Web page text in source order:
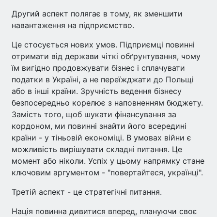
Другий аспект полягає в тому, як зменшити
навантаження на підприємство.
Це стосується нових умов. Підприємці повинні
отримати від держави чіткі обґрунтування, чому
їм вигідно продовжувати бізнес і сплачувати
податки в Україні, а не переїжджати до Польщі
або в інші країни. Зручність ведення бізнесу
безпосередньо корелює з наповненням бюджету.
Замість того, щоб шукати фінансування за
кордоном, ми повинні знайти його всередині
країни - у тіньовій економіці. В умовах війни є
можливість вирішувати складні питання. Це
момент або ніколи. Успіх у цьому напрямку стане
ключовим аргументом - "повертайтеся, українці".
Третій аспект - це стратегічні питання.
Нація повинна дивитися вперед, плануючи своє